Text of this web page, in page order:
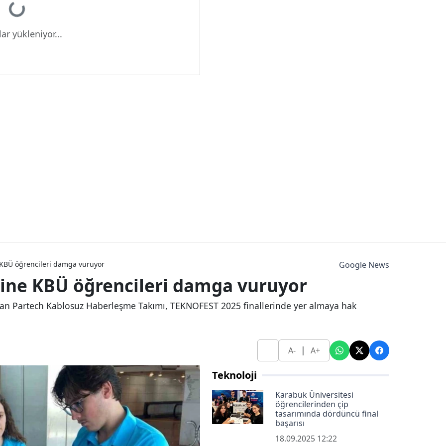
yükleniyor...
öğrencileri damga vuruyor Google News
KBÜ öğrencileri damga vuruyor
Partech Kablosuz Haberleşme Takımı, TEKNOFEST 2025 finallerinde yer almaya hak
A- | A+
Teknoloji
Karabük Üniversitesi
öğrencilerinden çip
tasarımında dördüncü final
başarısı
18.09.2025 12:22